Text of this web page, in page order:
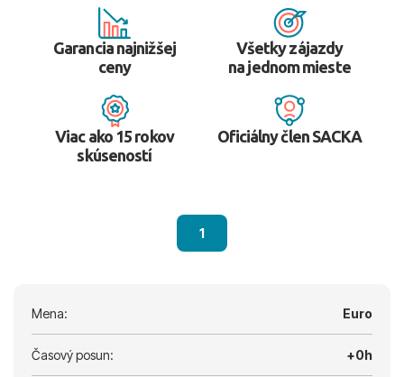
Garancia najnižšej
ceny
Všetky zájazdy
na jednom mieste
Viac ako 15 rokov
skúseností
Oficiálny člen SACKA
1
Mena: Euro
Časový posun: +0h